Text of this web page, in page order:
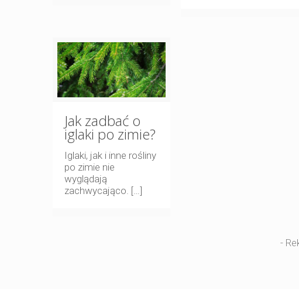
Jak zadbać o
iglaki po zimie?
Iglaki, jak i inne rośliny
po zimie nie
wyglądają
zachwycająco. […]
-